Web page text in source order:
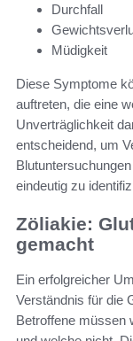
Durchfall
Müdigkeit
Diese Symptome
auftreten, die eine
Unverträglichkeit
entscheidend, um
eindeutig zu
Zöliakie:
gemacht
Ein erfolgreicher
Verständnis für die
Betroffene müssen